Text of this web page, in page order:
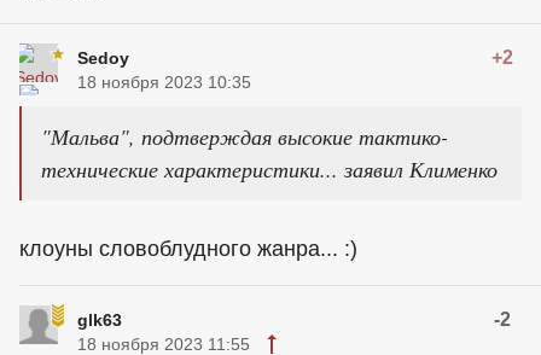
Sedoy +2
18 ноября 2023 10:35
"Мальва", подтверждая высокие тактико-
технические характеристики... заявил Клименко
клоуны словоблудного жанра... :)
glk63 -2
18 ноября 2023 11:55